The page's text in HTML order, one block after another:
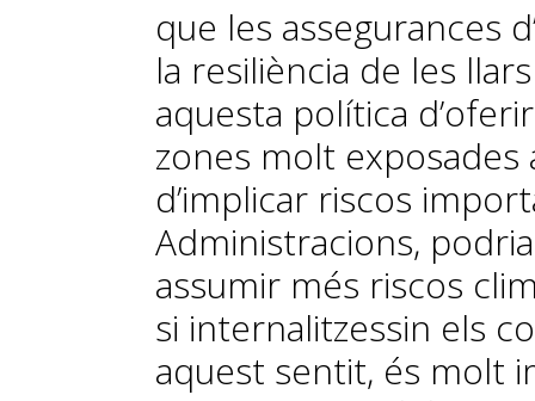
que les assegurances
la resiliència de les
aquesta política
zones molt exposades
d’implicar riscos
Administracions,
assumir més riscos
si internalitzessin els
aquest sentit, és molt